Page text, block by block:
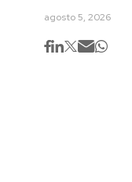
agosto 5, 2026